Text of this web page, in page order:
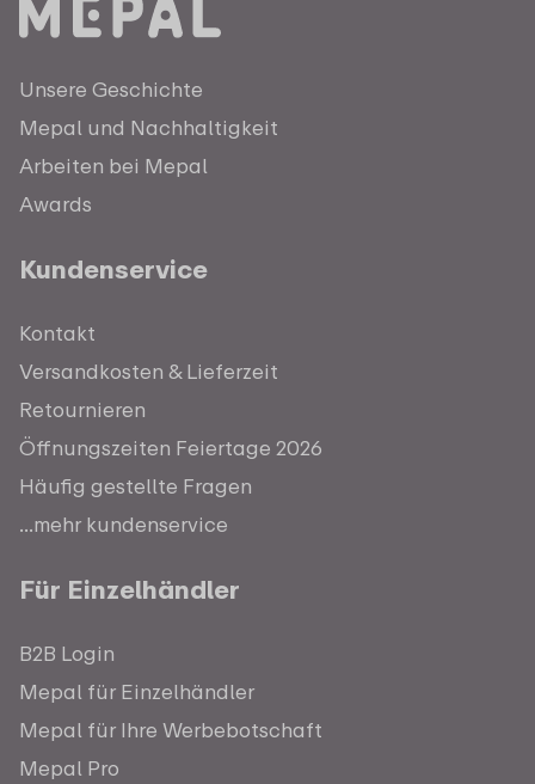
Unsere Geschichte
Mepal und Nachhaltigkeit
Arbeiten bei Mepal
Awards
Kundenservice
Kontakt
Versandkosten & Lieferzeit
Retournieren
Öffnungszeiten Feiertage 2026
Häufig gestellte Fragen
...mehr kundenservice
Für Einzelhändler
B2B Login
Mepal für Einzelhändler
Mepal für Ihre Werbebotschaft
Mepal Pro